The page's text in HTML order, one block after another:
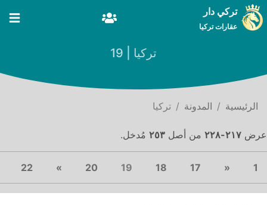
تركي دار
عقارات تركيا
تركيا | 19
الرئيسية المدونة تركيا
عرض ٢١٧-٢٢٨ من أصل ٢٥٣ مُدخل.
1
«
Previous
17
18
19
20
»
22